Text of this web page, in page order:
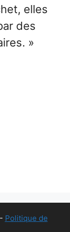
elles
des
»
- Politique de